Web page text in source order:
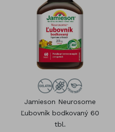
Jamieson Neurosome
Ľubovník bodkovaný 60
tbl.